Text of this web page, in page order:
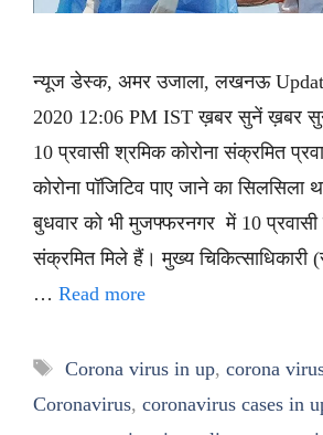
न्यूज डेस्क, अमर उजाला, लखनऊ
2020 12:06 PM IST ख़बर सुनें ख़बर
10 प्रवासी श्रमिक कोरोना संक्रमित
कोरोना पॉजिटिव पाए जाने का सिलसिला
बुधवार को भी मुजफ्फरनगर में 10 प्रवासी
संक्रमित मिले हैं। मुख्य चिकित्साधिकारी
… Read more
Tags
Corona virus in up, corona
Coronavirus, coronavirus cases in